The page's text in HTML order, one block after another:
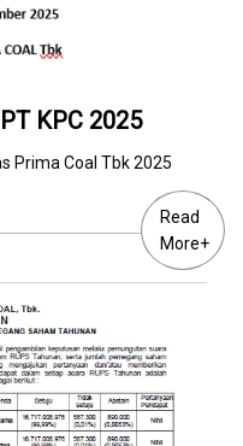
KPC 2025
Prima Coal Tbk 2025
Read
More+